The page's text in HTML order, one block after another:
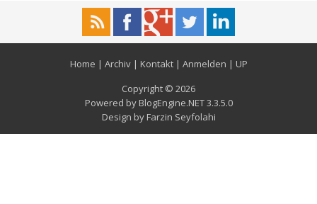
Home | Archiv| Kontakt| Anmelden | UP
Copyright © 2026
Powered by BlogEngine.NET3.3.5.0
Design by Farzin Seyfolahi